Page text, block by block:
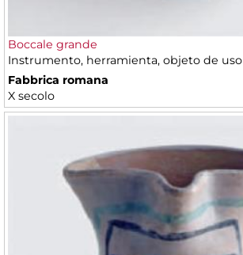
Boccale grande
Instrumento, herramienta, objeto de uso
Fabbrica romana
X secolo